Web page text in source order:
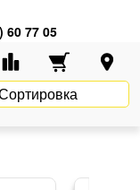
60 77 05